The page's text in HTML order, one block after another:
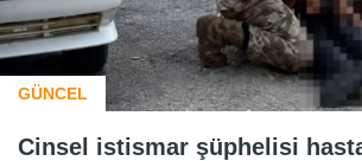
GÜNCEL
Cinsel istismar şüphelisi